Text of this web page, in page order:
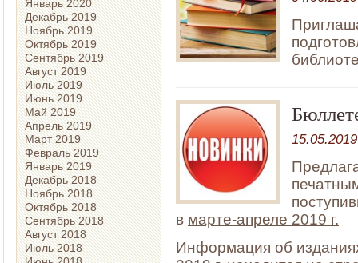
Январь 2020
Декабрь 2019
Ноябрь 2019
Октябрь 2019
Сентябрь 2019
Август 2019
Июль 2019
Июнь 2019
Май 2019
Апрель 2019
Март 2019
Февраль 2019
Январь 2019
Декабрь 2018
Ноябрь 2018
Октябрь 2018
Сентябрь 2018
Август 2018
Июль 2018
15.05.2019
в марте-апреле 2019 г.
Информация об